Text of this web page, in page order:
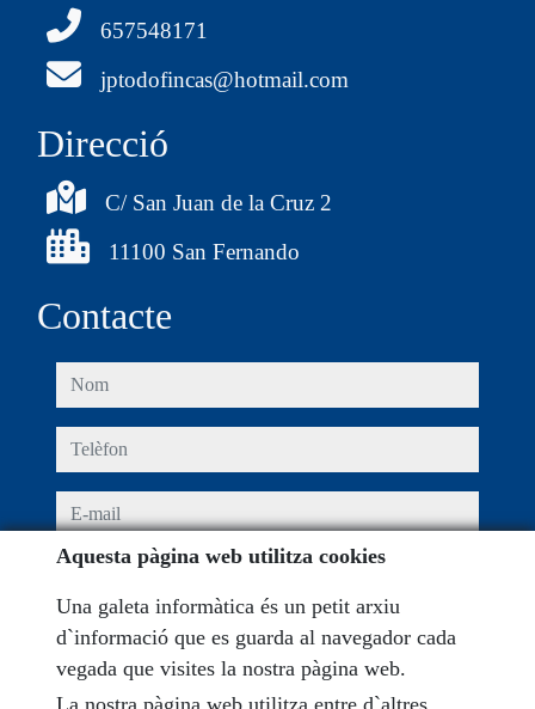
657548171
jptodofincas@hotmail.com
Direcció
C/ San Juan de la Cruz 2
11100 San Fernando
Contacte
nom
telèfon
e-mail
He llegit i accepto les condicions d´ús ipolítica de
missatge
Aquesta pàgina web utilitza cookies
Una galeta informàtica és un petit arxiu
d`informació que es guarda al navegador cada
vegada que visites la nostra pàgina web.
La nostra pàgina web utilitza entre d`altres,